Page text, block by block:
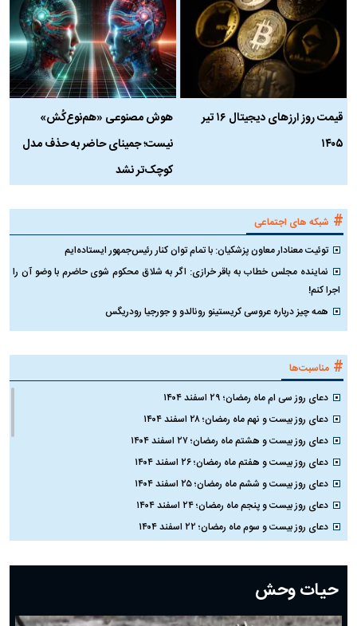
قیمت روز ارز‌های دیجیتال ۱۶ تیر
۱۴۰۵
هوش مصنوعی «هم‌نوع‌کُش»
نیست؛ جمینای حاضر به حذف مدل
کوچک‌تر نشد
# شبکه های اجتماعی
توئیت معنادار معاون پزشکیان: با تمام توان کنار رئیس‌جمهور ایستاده‌ایم
نماینده مجلس خطاب به باقر خرازی: اگر به شلاق محکوم شوی حاضرم با وضو آن را
اجرا کنم!
همه چیز درباره عروسی کریستینو رونالدو و جورجیا رودریگس
# مناسبت‌ها
دعای روز سی ام ماه رمضان؛ ۲۹ اسفند ۱۴۰۴
دعای روز بیست و نهم ماه رمضان؛ ۲۸ اسفند ۱۴۰۴
دعای روز بیست و هشتم ماه رمضان؛ ۲۷ اسفند ۱۴۰۴
دعای روز بیست و هفتم ماه رمضان؛ ۲۶ اسفند ۱۴۰۴
دعای روز بیست و ششم ماه رمضان؛ ۲۵ اسفند ۱۴۰۴
دعای روز بیست و پنجم ماه رمضان؛ ۲۴ اسفند ۱۴۰۴
دعای روز بیست و سوم ماه رمضان؛ ۲۲ اسفند ۱۴۰۴
دعای روز بیستم ماه رمضان؛ ۱۹ اسفند ۱۴۰۴
دعای روز هشتم ماه مبارک رمضان؛ ۷ اسفند ماه ۱۴۰۴
دعای روز هفتم ماه رمضان؛ ۶ اسفند ۱۴۰۴
حیات وحش